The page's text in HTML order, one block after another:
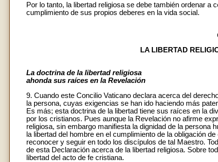
Por lo tanto, la libertad religiosa se debe también ordenar
cumplimiento de sus propios deberes en la vida social.
LA LIBERTAD
La doctrina de la libertad religiosa
ahonda sus raíces en la Revelación
9. Cuando este Concilio Vaticano declara acerca del
la persona, cuyas exigencias se han ido haciendo más
Es más; esta doctrina de la libertad tiene sus raíces en la
por los cristianos. Pues aunque la Revelación no afirme
religiosa, sin embargo manifiesta la dignidad de la persona
la libertad del hombre en el cumplimiento de la obligación
reconocer y seguir en todo los discípulos de tal Maestro.
de esta Declaración acerca de la libertad religiosa. Sobre
libertad del acto de fe cristiana.